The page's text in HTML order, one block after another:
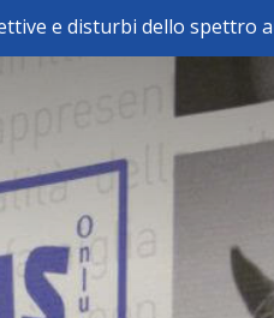
Inclusione scolastica
Inclusione lavorativa
Politiche sociali
Pillole
Formazione
Avvisi, bandi
Welfare locale
e disturbi dello spettro